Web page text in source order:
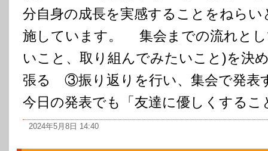
分自身の成長を実感することをねらい
施しています。 集会までの流れと
いこと、取り組んでみたいこと)を
張る ③振り返りを行い、集会で発
今日の発表でも「友達に優しくするこ
2024年5月8日 14:40